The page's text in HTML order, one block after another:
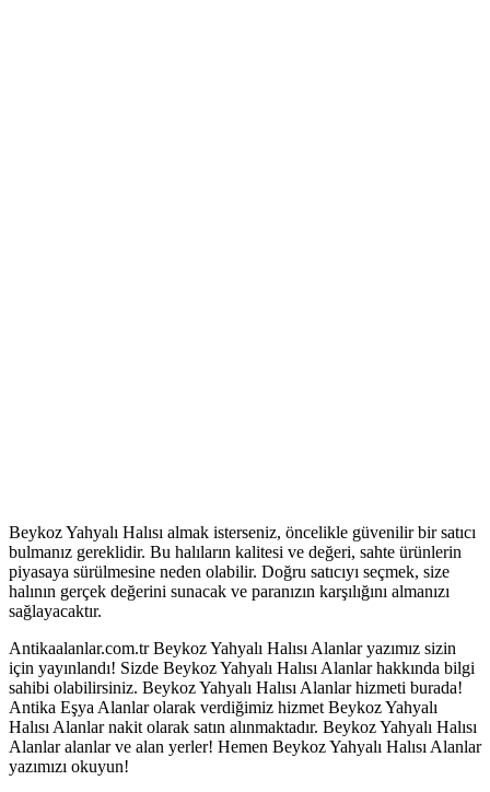
Beykoz Yahyalı Halısı almak isterseniz, öncelikle güvenilir bir satıcı
bulmanız gereklidir. Bu halıların kalitesi ve değeri, sahte ürünlerin
piyasaya sürülmesine neden olabilir. Doğru satıcıyı seçmek, size
halının gerçek değerini sunacak ve paranızın karşılığını almanızı
sağlayacaktır.
Antikaalanlar.com.tr Beykoz Yahyalı Halısı Alanlar yazımız sizin
için yayınlandı! Sizde Beykoz Yahyalı Halısı Alanlar hakkında bilgi
sahibi olabilirsiniz. Beykoz Yahyalı Halısı Alanlar hizmeti burada!
Antika Eşya Alanlar olarak verdiğimiz hizmet Beykoz Yahyalı
Halısı Alanlar nakit olarak satın alınmaktadır. Beykoz Yahyalı Halısı
Alanlar alanlar ve alan yerler! Hemen Beykoz Yahyalı Halısı Alanlar
yazımızı okuyun!